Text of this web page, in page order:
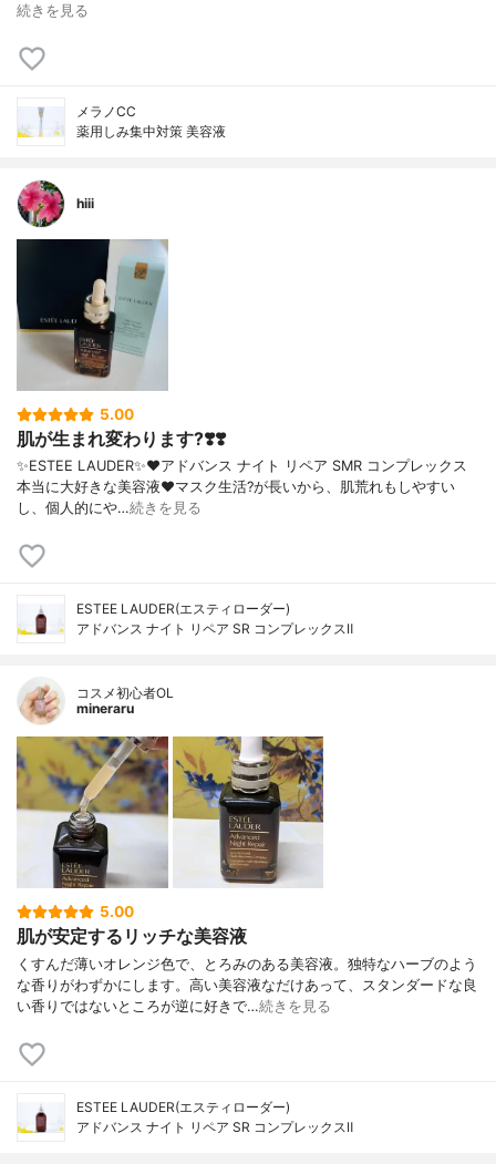
続きを見る
メラノCC
薬用しみ集中対策 美容液
hiii
5.00
肌が生まれ変わります?❣️❣️
✨ESTEE LAUDER✨❤︎アドバンス ナイト リペア SMR コンプレックス
本当に大好きな美容液❤️マスク生活?が長いから、肌荒れもしやすい
し、個人的にや…続きを見る
ESTEE LAUDER(エスティローダー)
アドバンス ナイト リペア SR コンプレックスⅡ
コスメ初心者OL
mineraru
5.00
肌が安定するリッチな美容液
くすんだ薄いオレンジ色で、とろみのある美容液。独特なハーブのよう
な香りがわずかにします。高い美容液なだけあって、スタンダードな良
い香りではないところが逆に好きで…続きを見る
ESTEE LAUDER(エスティローダー)
アドバンス ナイト リペア SR コンプレックスⅡ